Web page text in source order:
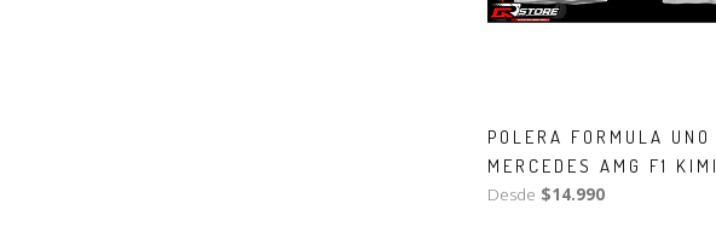
POLERA FORMULA UNO
MERCEDES AMG F1 KIMI
Desde $14.990